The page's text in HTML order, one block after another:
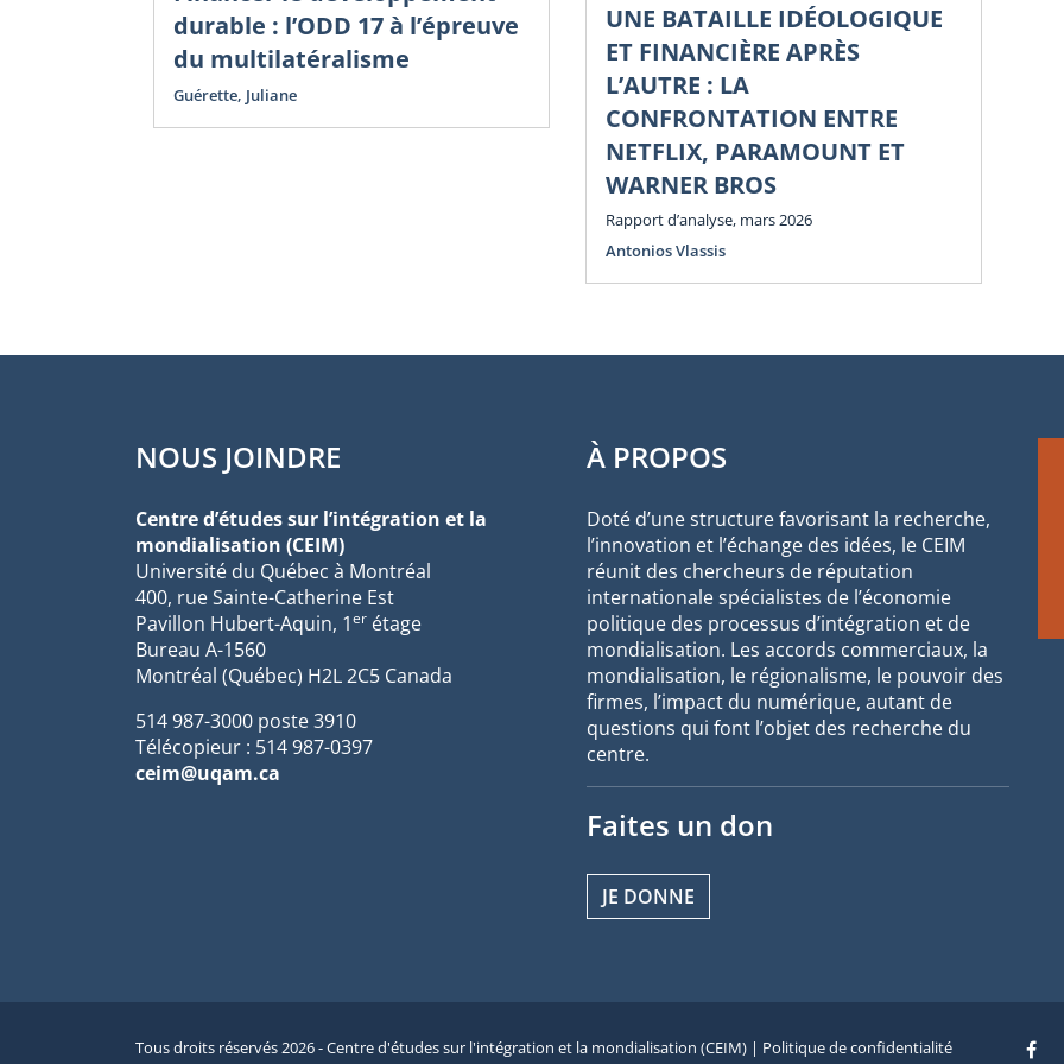
durable : l’ODD 17 à l’épreuve
du multilatéralisme
Guérette, Juliane
UNE BATAILLE IDÉOLOGIQUE
ET FINANCIÈRE APRÈS
L’AUTRE : LA
CONFRONTATION ENTRE
NETFLIX, PARAMOUNT ET
WARNER BROS
Rapport d’analyse, mars 2026
Antonios Vlassis
NOUS JOINDRE
Centre d’études sur l’intégration et la
mondialisation (CEIM)
Université du Québec à Montréal
400, rue Sainte-Catherine Est
Pavillon Hubert-Aquin, 1er étage
Bureau A-1560
Montréal (Québec) H2L 2C5 Canada
514 987-3000 poste 3910
Télécopieur : 514 987-0397
ceim@uqam.ca
À PROPOS
Doté d’une structure favorisant la recherche,
l’innovation et l’échange des idées, le CEIM
réunit des chercheurs de réputation
internationale spécialistes de l’économie
politique des processus d’intégration et de
mondialisation. Les accords commerciaux, la
mondialisation, le régionalisme, le pouvoir des
firmes, l’impact du numérique, autant de
questions qui font l’objet des recherche du
centre.
Faites un don
JE DONNE
Tous droits réservés 2026 - Centre d'études sur l'intégration et la mondialisation (CEIM) | Politique de confidentialité